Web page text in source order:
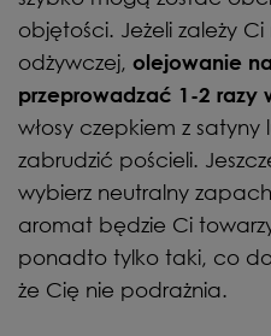
objętości. Jeżeli zależy
odżywczej, olejowanie
przeprowadzać 1-2 razy
włosy czepkiem z
zabrudzić pościeli.
wybierz neutralny
aromat będzie Ci
ponadto tylko taki, co
że Cię nie podrażnia.